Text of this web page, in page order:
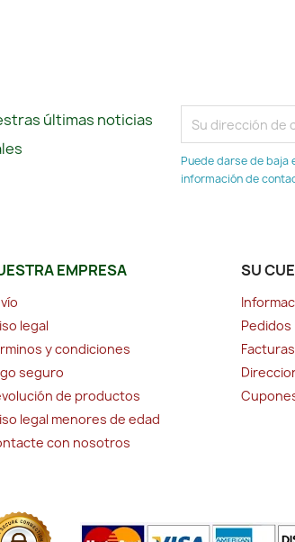
últimas noticias
Puede darse de baja
información de
EMPRESA
legal
y condiciones
seguro
de productos
legal menores de edad
con nosotros
SU
Pedidos